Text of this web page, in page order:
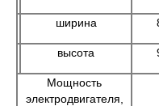
ширина
высота
Мощность
электродвигателя,